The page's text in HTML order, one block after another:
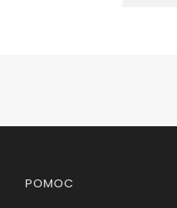
Linki w stopce
POMOC